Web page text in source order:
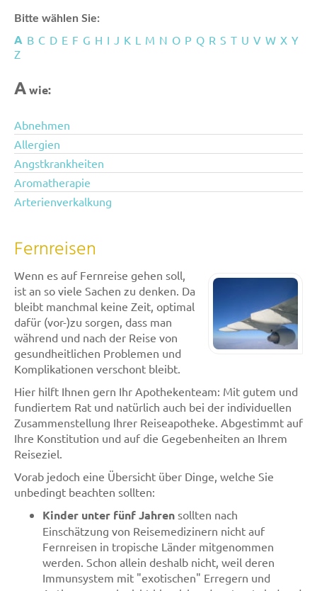
Bitte wählen Sie:
A B C D E F G H I J K L M N O P Q R S T U V W X Y
Z
Awie:
Abnehmen
Allergien
Angstkrankheiten
Aromatherapie
Arterienverkalkung
Fernreisen
Wenn es auf Fernreise gehen soll,
ist an so viele Sachen zu denken. Da
bleibt manchmal keine Zeit, optimal
dafür (vor-)zu sorgen, dass man
während und nach der Reise von
gesundheitlichen Problemen und
Komplikationen verschont bleibt.
Hier hilft Ihnen gern Ihr Apothekenteam: Mit gutem und
fundiertem Rat und natürlich auch bei der individuellen
Zusammenstellung Ihrer Reiseapotheke. Abgestimmt auf
Ihre Konstitution und auf die Gegebenheiten an Ihrem
Reiseziel.
Vorab jedoch eine Übersicht über Dinge, welche Sie
unbedingt beachten sollten:
Kinder unter fünf Jahren sollten nach
Einschätzung von Reisemedizinern nicht auf
Fernreisen in tropische Länder mitgenommen
werden. Schon allein deshalb nicht, weil deren
Immunsystem mit "exotischen" Erregern und